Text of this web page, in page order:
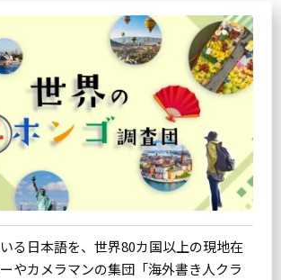
る日本語を、世界80カ国以上の現地在
やカメラマンの集団「海外書き人クラ